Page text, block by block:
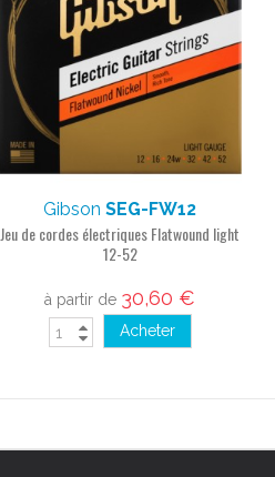
Gibson SEG-FW12
Jeu de cordes électriques Flatwound light
12-52
à partir de 30,60 €
Acheter